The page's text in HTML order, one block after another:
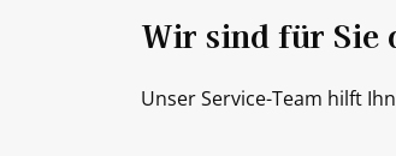
Wir sind für Sie
Unser Service-Team hilft